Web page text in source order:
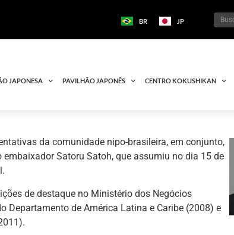
BR JP
JAPONESA PAVILHÃO JAPONÊS CENTRO KOKUSHIKAN
da comunidade nipo-brasileira, em conjunto,
Satoru Satoh, que assumiu no dia 15 de
de destaque no Ministério dos Negócios
Departamento de América Latina e Caribe (2008) e